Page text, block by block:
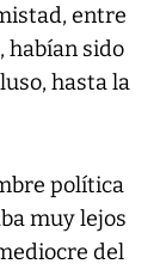
entre
habían sido
hasta la
política
muy lejos
del